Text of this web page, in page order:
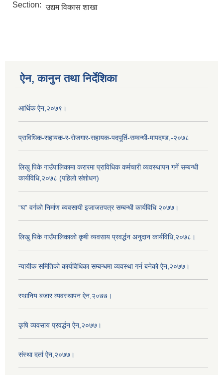
Section: उद्यम विकास शाखा
ऐन, कानुन तथा निर्देशिका
आर्थिक ऐन,२०७९।
प्राविधिक-सहायक-र-रोजगार-सहायक-पदपूर्ति-सम्वन्धी-मापदण्ड,-२०७८
लिखु पिके गाउँपालिकामा करारमा प्राविधिक कर्मचारी व्यवस्थापन गर्ने सम्बन्धी
कार्यविधि,२०७८ (पहिलो संशोधन)
“घ” वर्गको निर्माण व्यवसायी इजाजतपत्र सम्बन्धी कार्यविधि २०७७।
लिखु पिके गाउँपालिकाको कृषी व्यवसाय प्रवर्द्धन अनुदान कार्यविधि,२०७८।
न्यायीक समितिको कार्यविधिका सम्बन्धमा व्यवस्था गर्न बनेको ऐन,२०७७।
स्थानिय बजार व्यवस्थापन ऐन,२०७७।
कृषि व्यवसाय प्रवर्द्धन ऐन,२०७७।
संस्था दर्ता ऐन,२०७७।